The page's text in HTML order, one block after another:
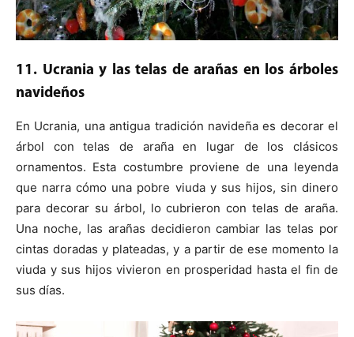
11. Ucrania y las telas de arañas en los árboles
navideños
En Ucrania, una antigua tradición navideña es decorar el
árbol con telas de araña en lugar de los clásicos
ornamentos. Esta costumbre proviene de una leyenda
que narra cómo una pobre viuda y sus hijos, sin dinero
para decorar su árbol, lo cubrieron con telas de araña.
Una noche, las arañas decidieron cambiar las telas por
cintas doradas y plateadas, y a partir de ese momento la
viuda y sus hijos vivieron en prosperidad hasta el fin de
sus días.